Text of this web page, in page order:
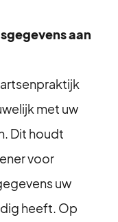
aan
met uw
Dit houdt
voor
uw
heeft. Op